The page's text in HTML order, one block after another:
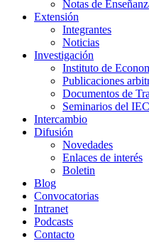
Notas de
Extensión
Integrantes
Noticias
Investigación
Instituto de
Publicaciones
Documentos de
Seminarios del
Intercambio
Difusión
Novedades
Enlaces de interés
Boletin
Blog
Convocatorias
Intranet
Podcasts
Contacto